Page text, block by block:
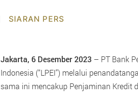
SIARAN PERS
Jakarta, 6 Desember 2023 – PT Bank
Indonesia (“LPEI”) melalui
sama ini mencakup Penjaminan Kredit